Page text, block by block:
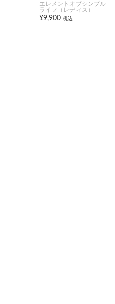
エレメントオブシンプル
ライフ（レディス）
¥9,900 税込